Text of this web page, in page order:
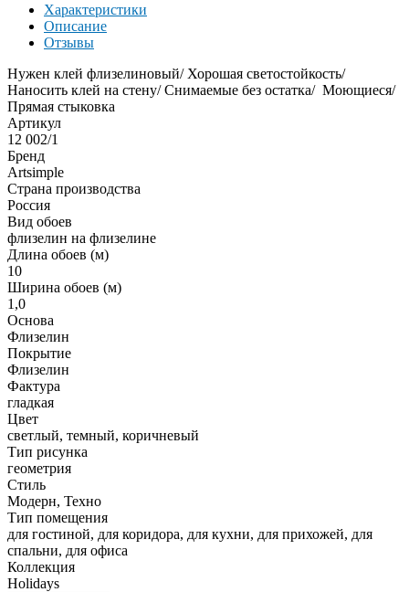
Характеристики
Описание
Отзывы
Нужен клей флизелиновый/ Хорошая светостойкость/
Наносить клей на стену/ Снимаемые без остатка/ Моющиеся/
Прямая стыковка
Артикул
12 002/1
Бренд
Artsimple
Страна производства
Россия
Вид обоев
флизелин на флизелине
Длина обоев (м)
10
Ширина обоев (м)
1,0
Основа
Флизелин
Покрытие
Флизелин
Фактура
гладкая
Цвет
светлый, темный, коричневый
Тип рисунка
геометрия
Стиль
Модерн, Техно
Тип помещения
для гостиной, для коридора, для кухни, для прихожей, для
спальни, для офиса
Коллекция
Holidays